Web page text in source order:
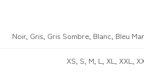
Noir, Gris, Gris Sombre, Blanc, Bleu
XS, S, M, L, XL, XXL,